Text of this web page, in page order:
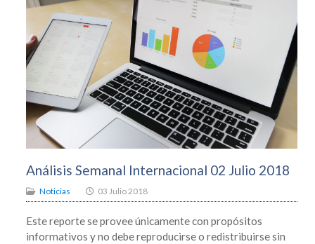
Análisis Semanal Internacional 02 Julio 2018
Noticias 03 Julio 2018
Este reporte se provee únicamente con propósitos
informativos y no debe reproducirse o redistribuirse sin